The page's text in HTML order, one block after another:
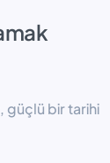
güçlü bir tarihi